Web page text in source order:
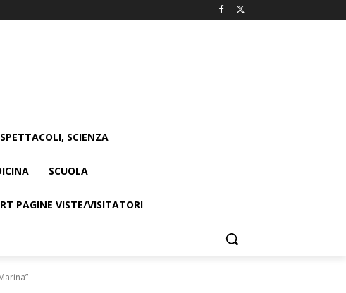
SCIENZA
SCUOLA
PAGINE VISTE/VISITATORI